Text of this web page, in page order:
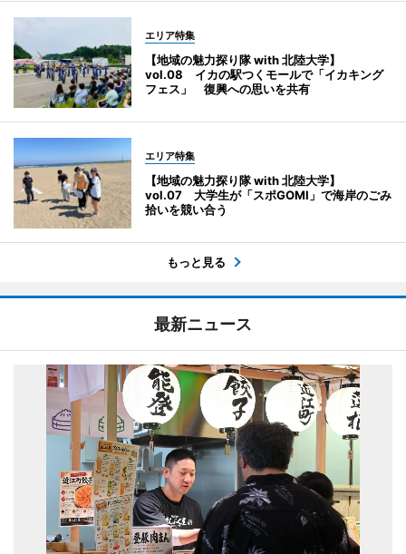
エリア特集
【地域の魅力探り隊 with 北陸大学】
vol.08 イカの駅つくモールで「イカキング
フェス」 復興への思いを共有
エリア特集
【地域の魅力探り隊 with 北陸大学】
vol.07 大学生が「スポGOMI」で海岸のごみ
拾いを競い合う
もっと見る
最新ニュース